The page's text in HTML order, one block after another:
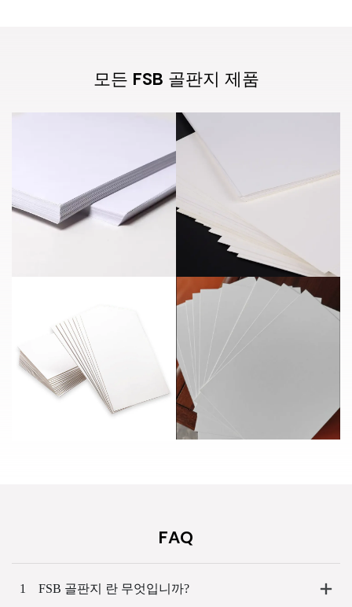
모든 FSB 골판지 제품
FAQ
1 FSB 골판지 란 무엇입니까?